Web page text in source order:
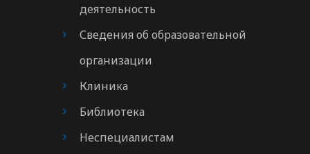
деятельность
Сведения об образовательной
организации
Клиника
Библиотека
Неспециалистам